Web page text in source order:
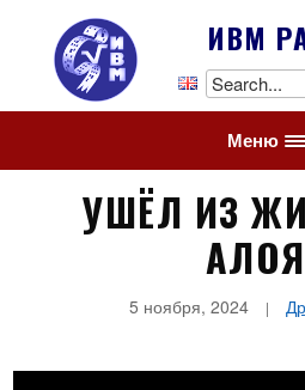
ИВМ
Search
for:
Меню
УШЁЛ ИЗ
5 ноября, 2024